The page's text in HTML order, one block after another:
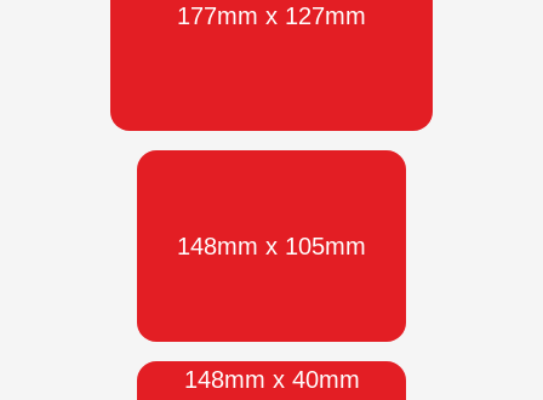
177mm x 127mm
148mm x 105mm
148mm x 40mm